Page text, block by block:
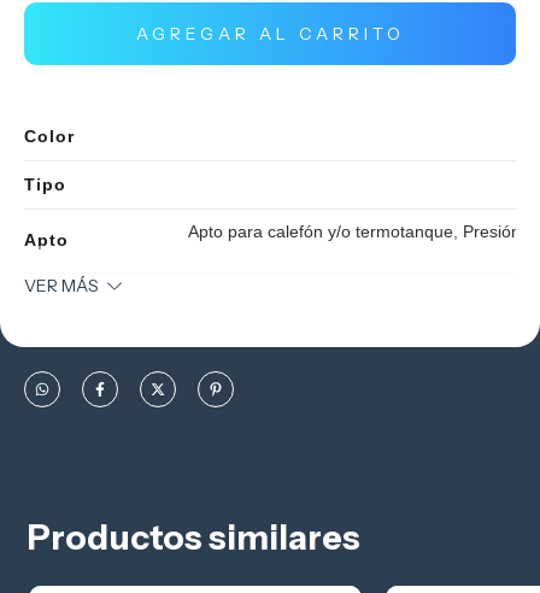
Color
Tipo
Apto Apto para calefón y/o termotanque Presión
Linea
Tecnología
Prestaciones
Caudal
Caudal mínimo de salida a
caudal mínimo de alimentación
VER MÁS
Productos similares